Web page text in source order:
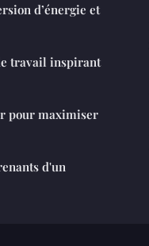
d’énergie et
travail inspirant
pour maximiser
d'un